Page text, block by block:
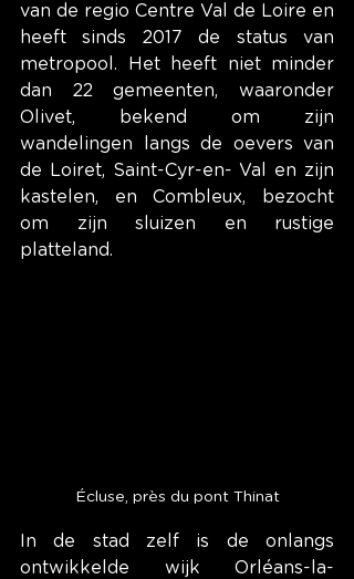
van de regio Centre Val de Loire en
heeft sinds 2017 de status van
metropool. Het heeft niet minder
dan 22 gemeenten, waaronder
Olivet, bekend om zijn
wandelingen langs de oevers van
de Loiret, Saint-Cyr-en- Val en zijn
kastelen, en Combleux, bezocht
om zijn sluizen en rustige
platteland.
Écluse, près du pont Thinat
In de stad zelf is de onlangs
ontwikkelde wijk Orléans-la-